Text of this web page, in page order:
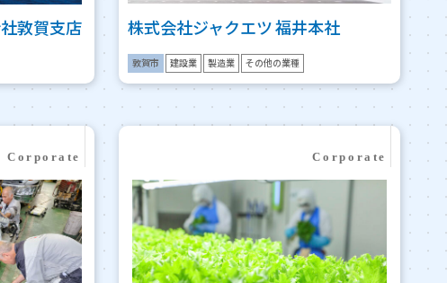
敦賀支店 株式会社ジャクエツ 福井本社
敦賀市 建設業 製造業 その他の業種